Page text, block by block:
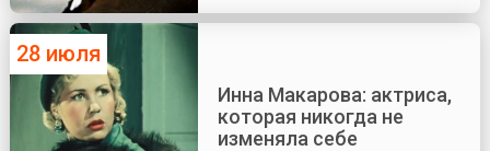
28 июля
Инна Макарова: актриса,
которая никогда не
изменяла себе